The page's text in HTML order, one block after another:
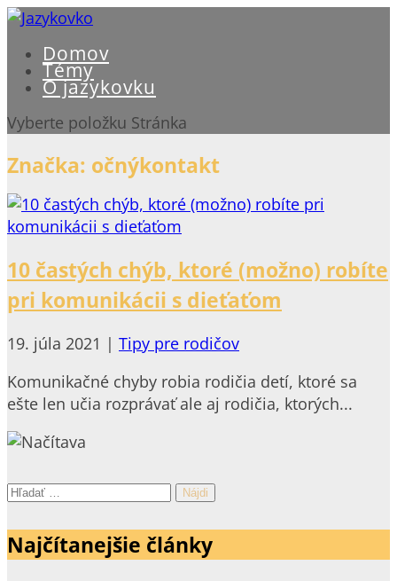
Domov
Témy
O jazykovku
Vyberte položku Stránka
Značka: očnýkontakt
10 častých chýb, ktoré (možno) robíte
pri komunikácii s dieťaťom
19. júla 2021 | Tipy pre rodičov
Komunikačné chyby robia rodičia detí, ktoré sa
ešte len učia rozprávať ale aj rodičia, ktorých...
Hľadať:
Najčítanejšie články